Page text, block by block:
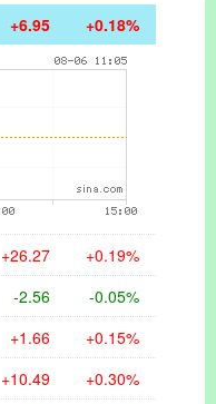
+6.95 +0.18%
+26.27 +0.19%
-2.56 -0.05%
+1.66 +0.15%
+10.49 +0.30%